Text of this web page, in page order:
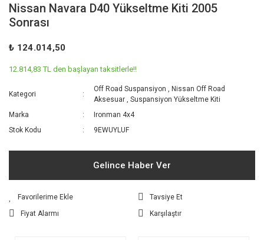
Nissan Navara D40 Yükseltme Kiti 2005
Sonrası
₺ 124.014,50
12.814,83 TL den başlayan taksitlerle!!
Kategori
Off Road Suspansiyon ,Nissan Off Road
Aksesuar
,Suspansiyon Yükseltme Kiti
Marka
Ironman 4x4
Stok Kodu
9EWUYLUF
Gelince Haber Ver
Tavsiye Et
Fiyat Alarmı
Karşılaştır